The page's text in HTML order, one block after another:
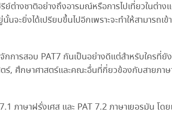
ย์ต่างชาติอย่างถึงอารมณ์หรือการไปเที่ยวในต่า
นจะยิ่งได้เปรียบขึ้นไปอีกเพราะจะทำให้สามาร
การสอบ PAT7 กันเป็นอย่างดีแต่สำหรับใครที่ยั
ศึกษาศาสตร์และคณะอื่นที่กี่ยวข้องกับสายภาษ
ภาษาฝรั่งเศส และ PAT 7.2 ภาษาเยอรมัน โด